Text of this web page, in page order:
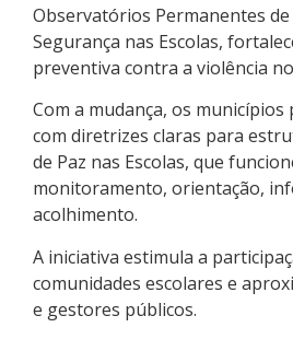
Observatórios Permanentes de
Segurança nas Escolas,
preventiva contra a violência
Com a mudança, os municípios
com diretrizes claras para
de Paz nas Escolas, que
monitoramento, orientação,
acolhimento.
A iniciativa estimula a
comunidades escolares e
e gestores públicos.